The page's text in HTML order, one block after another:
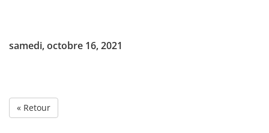
samedi, octobre 16, 2021
« Retour